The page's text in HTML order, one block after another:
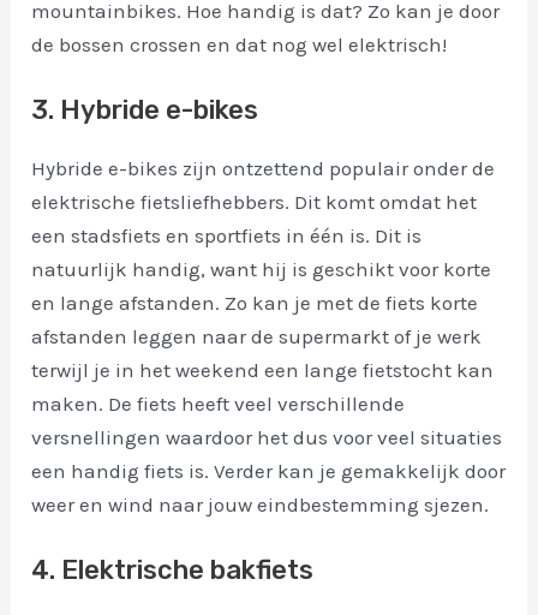
mountainbikes. Hoe handig is dat? Zo kan je door
de bossen crossen en dat nog wel elektrisch!
3. Hybride e-bikes
Hybride e-bikes zijn ontzettend populair onder de
elektrische fietsliefhebbers. Dit komt omdat het
een stadsfiets en sportfiets in één is. Dit is
natuurlijk handig, want hij is geschikt voor korte
en lange afstanden. Zo kan je met de fiets korte
afstanden leggen naar de supermarkt of je werk
terwijl je in het weekend een lange fietstocht kan
maken. De fiets heeft veel verschillende
versnellingen waardoor het dus voor veel situaties
een handig fiets is. Verder kan je gemakkelijk door
weer en wind naar jouw eindbestemming sjezen.
4. Elektrische bakfiets